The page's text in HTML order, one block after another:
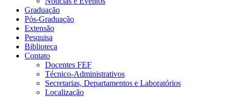
Graduação
Pós-Graduação
Extensão
Pesquisa
Biblioteca
Contato
Docentes FEF
Técnico-Administrativos
Secretarias, Departamentos e Laboratórios
Localização